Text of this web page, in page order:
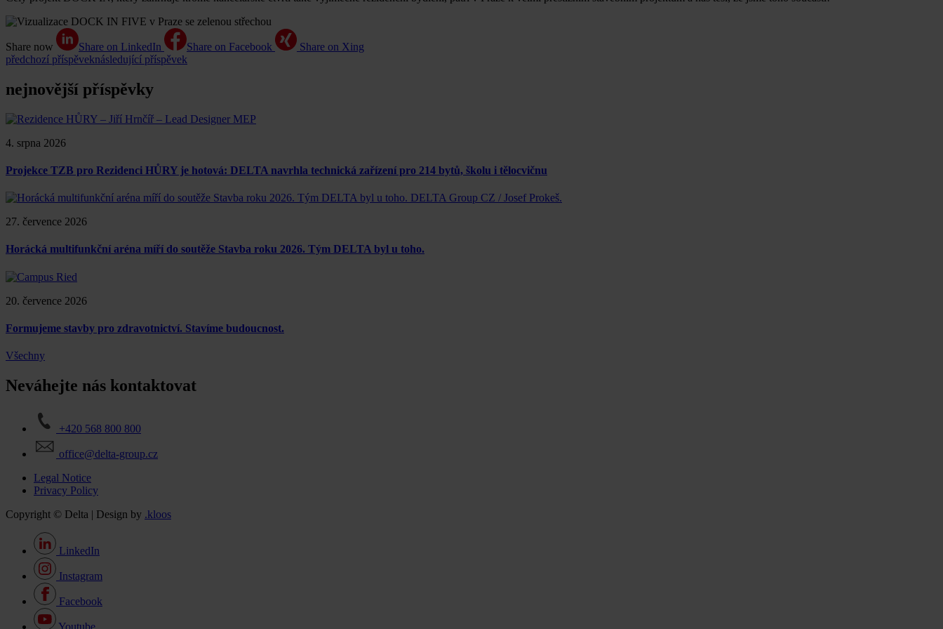
Share now Share on LinkedIn Share on Facebook
Share on Xing
předchozí příspěveknásledující příspěvek
nejnovější příspěvky
4. srpna 2026
Projekce TZB pro Rezidenci HŮRY je hotová: DELTA navrhla technická zařízení pro 214 bytů, školu i tělocvičnu
27. července 2026
Horácká multifunkční aréna míří do soutěže Stavba roku 2026. Tým DELTA byl u toho.
20. července 2026
Formujeme stavby pro zdravotnictví. Stavíme budoucnost.
Všechny
Neváhejte nás kontaktovat
+420 568 800 800
office@delta-group.cz
Legal Notice
Privacy Policy
Copyright © Delta | Design by .kloos
LinkedIn
Instagram
Facebook
Youtube